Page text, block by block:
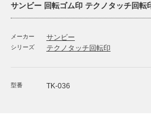
サンビー 回転ゴム印 テクノタッチ回転
メーカー サンビー
シリーズ テクノタッチ回転印
型番 TK-036